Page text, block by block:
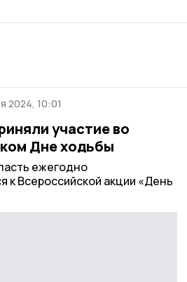
2024, 10:01
участие во
Дне ходьбы
ежегодно
к Всероссийской акции «День